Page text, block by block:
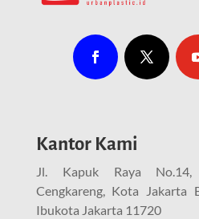
Kantor Kami
Jl. Kapuk Raya No.14,
Cengkareng, Kota Jakarta
Ibukota Jakarta 11720